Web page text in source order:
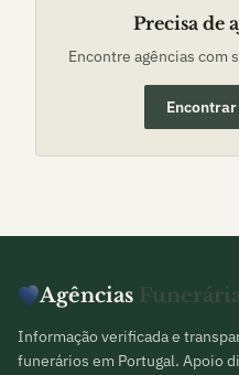
Precisa de
Encontre agências com
Agências
Informação verificada e
funerários em Portugal. Apoio